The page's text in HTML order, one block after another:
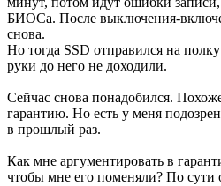
БИОСа. После выключения-
снова.
Но тогда SSD отправился на
руки до него не доходили.
Сейчас снова понадобился.
гарантию. Но есть у меня
в прошлый раз.
Как мне аргументировать в
чтобы мне его поменяли? По сути